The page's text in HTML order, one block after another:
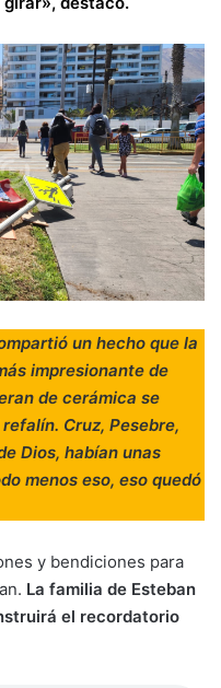
un hecho que la
impresionante de
de cerámica se
Cruz, Pesebre,
Dios, habían unas
menos eso, eso quedó
y bendiciones para
La familia de Esteban
el recordatorio